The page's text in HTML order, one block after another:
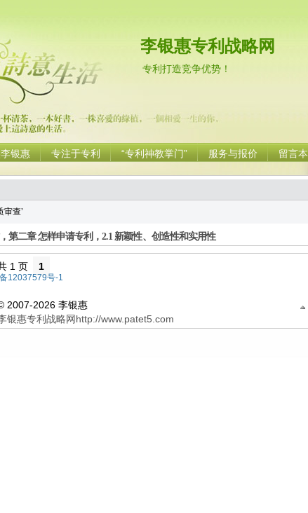
李银惠专利战略网
专利打造竞争优势！
银惠 专注于专利 “专利神教掌门” 服务与报价 留言本
审查’
第二章 怎样申请专利，2.1 新颖性、创造性和实用性
1 页 1
12037579号-1
2007-2026 李银惠
银惠专利战略网http://www.patet5.com